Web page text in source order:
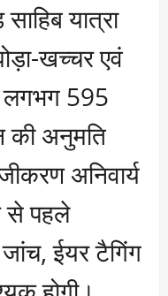
यात्रा
खच्चर एवं
लगभग 595
की अनुमति
अनिवार्य
से पहले
जांच, ईयर टैगिंग